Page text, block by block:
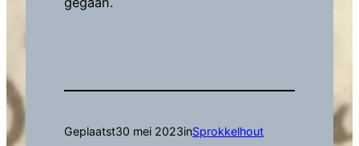
Geplaatst30 mei 2023inSprokkelhout